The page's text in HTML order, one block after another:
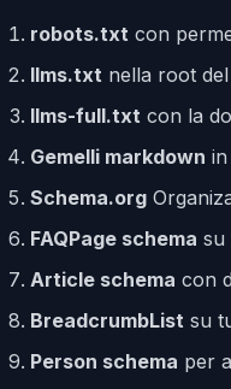
robots.txt con
llms.txt nella root
llms-full.txt con la
Gemelli markdown
Schema.org
FAQPage schema su
Article schema con
BreadcrumbList su
Person schema per